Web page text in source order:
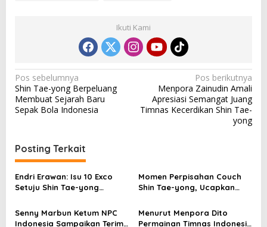
Ikuti Kami
N
a
v
g
a
s
i
p
Pos sebelumnya
Shin Tae-yong Berpeluang
Membuat Sejarah Baru
Sepak Bola Indonesia
Pos berikutnya
Menpora Zainudin Amali
Apresiasi Semangat Juang
Timnas Kecerdikan Shin Tae-
yong
Posting Terkait
Endri Erawan: Isu 10 Exco
Setuju Shin Tae-yong
Tidak Benar
Momen Perpisahan Couch
Shin Tae-yong, Ucapkan
Indonesia
Senny Marbun Ketum NPC
Indonesia Sampaikan Terima
Menurut Menpora Dito
Permainan Timnas Indonesia